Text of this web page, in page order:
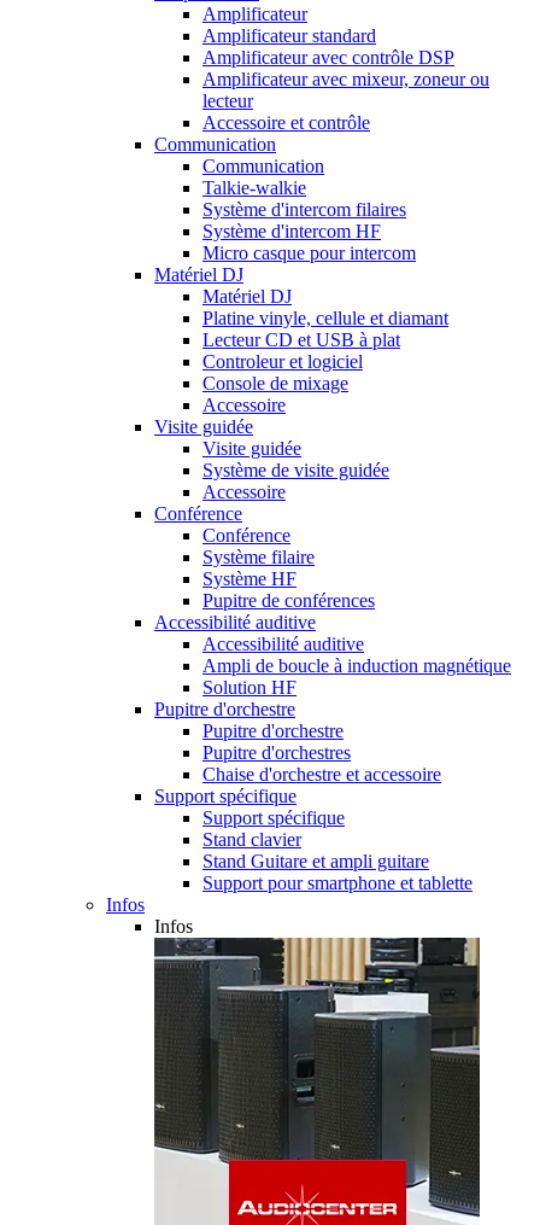
Amplificateur
Amplificateur standard
Amplificateur avec contrôle DSP
Amplificateur avec mixeur, zoneur ou
lecteur
Accessoire et contrôle
Communication
Communication
Talkie-walkie
Système d'intercom filaires
Système d'intercom HF
Micro casque pour intercom
Matériel DJ
Matériel DJ
Platine vinyle, cellule et diamant
Lecteur CD et USB à plat
Controleur et logiciel
Console de mixage
Accessoire
Visite guidée
Visite guidée
Système de visite guidée
Accessoire
Conférence
Conférence
Système filaire
Système HF
Pupitre de conférences
Accessibilité auditive
Accessibilité auditive
Ampli de boucle à induction magnétique
Solution HF
Pupitre d'orchestre
Pupitre d'orchestre
Pupitre d'orchestres
Chaise d'orchestre et accessoire
Support spécifique
Support spécifique
Stand clavier
Stand Guitare et ampli guitare
Support pour smartphone et tablette
Infos
Infos